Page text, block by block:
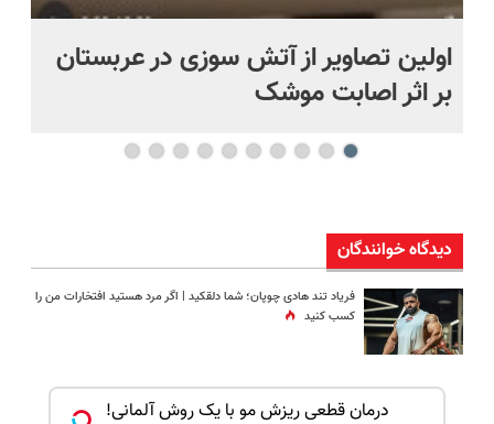
اولین تصاویر از آتش سوزی در عربستان
بر اثر اصابت موشک
دیدگاه خوانندگان
فریاد تند هادی چوپان؛‌ شما دلقکید | اگر مرد هستید افتخارات من را
کسب کنید
درمان قطعی ریزش مو با یک روش آلمانی!